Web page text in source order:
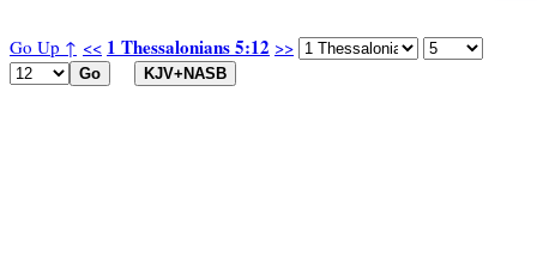
Go Up ↑ << 1 Thessalonians 5:12 >>